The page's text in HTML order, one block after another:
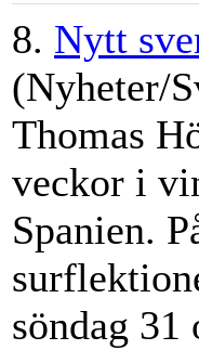
8. Nytt
(Nyheter/
Thomas
veckor i
Spanien.
söndag 31